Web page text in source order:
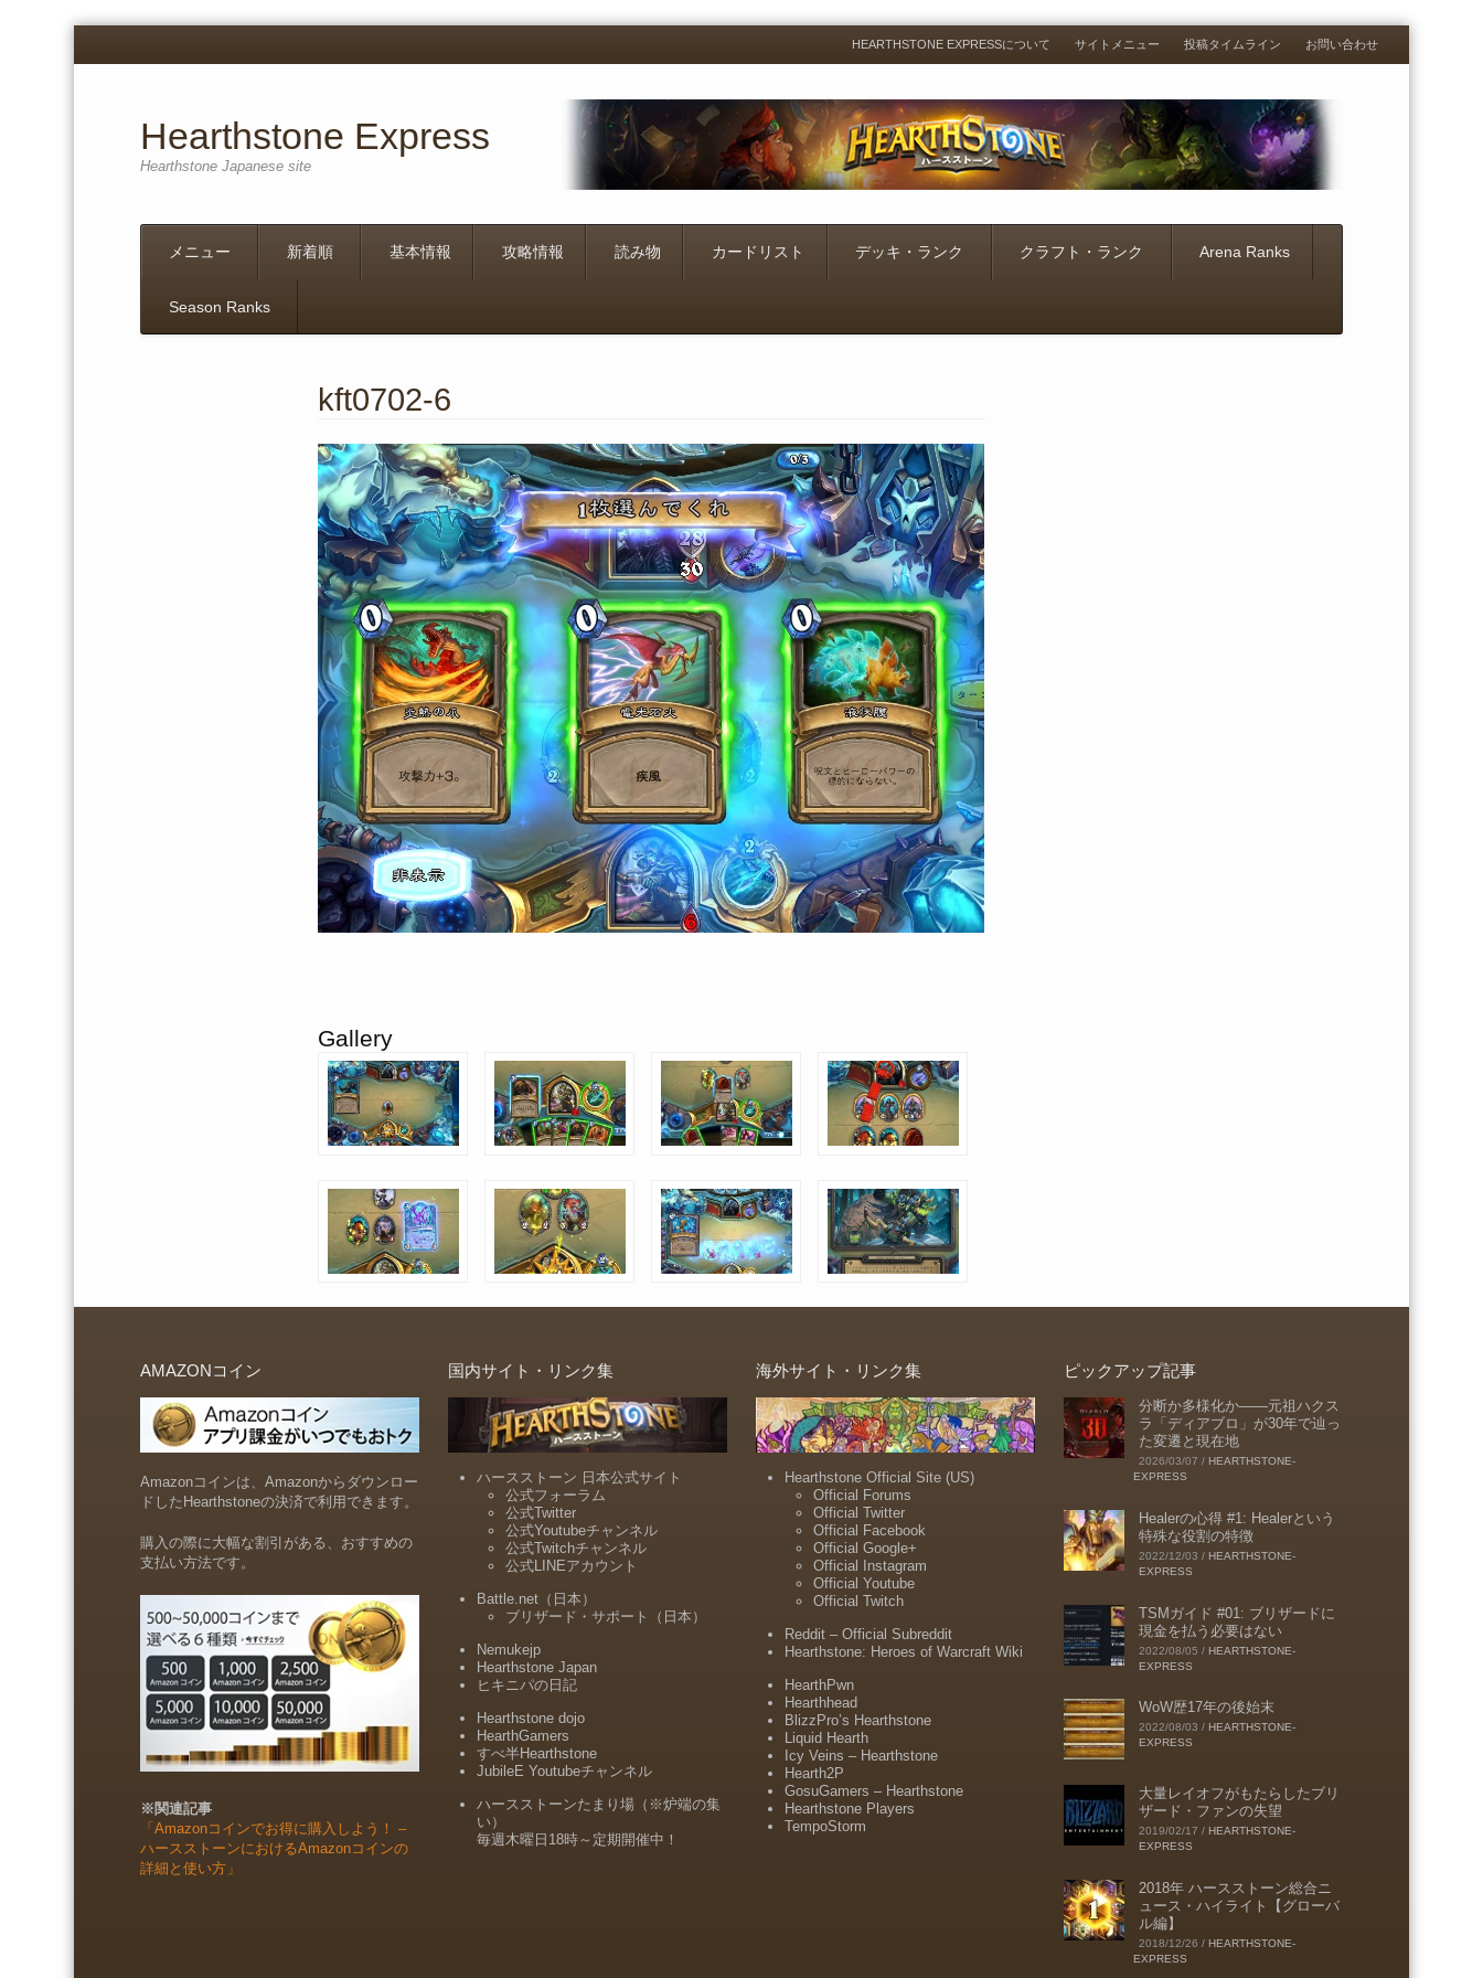
Menu
Skip
to
HEARTHSTONE EXPRESSについて サイトメニュー 投稿タイムライン お問い合わせ
Hearthstone Express
Hearthstone Japanese site
メニュー 新着順 基本情報 攻略情報 読み物 カードリスト デッキ・ランク クラフト・ランク Arena Ranks
Season Ranks
kft0702-6
Gallery
AMAZONコイン
Amazonコインは、Amazonからダウンロー
ドしたHearthstoneの決済で利用できます。
購入の際に大幅な割引がある、おすすめの
支払い方法です。
※関連記事
「Amazonコインでお得に購入しよう！ –
ハースストーンにおけるAmazonコインの
詳細と使い方」
国内サイト・リンク集
ハースストーン 日本公式サイト
公式フォーラム
公式Twitter
公式Youtubeチャンネル
公式Twitchチャンネル
公式LINEアカウント
Battle.net（日本）
ブリザード・サポート（日本）
Nemukejp
Hearthstone Japan
ヒキニパの日記
Hearthstone dojo
HearthGamers
すべ半Hearthstone
JubileE Youtubeチャンネル
ハースストーンたまり場（※炉端の集
い）
毎週木曜日18時～定期開催中！
海外サイト・リンク集
Hearthstone Official Site (US)
Official Forums
Official Twitter
Official Facebook
Official Google+
Official Instagram
Official Youtube
Official Twitch
Reddit – Official Subreddit
Hearthstone: Heroes of Warcraft Wiki
HearthPwn
Hearthhead
BlizzPro’s Hearthstone
Liquid Hearth
Icy Veins – Hearthstone
Hearth2P
GosuGamers – Hearthstone
Hearthstone Players
TempoStorm
ピックアップ記事
分断か多様化か――元祖ハクス
ラ「ディアブロ」が30年で辿っ
た変遷と現在地
2026/03/07 / HEARTHSTONE-
EXPRESS
Healerの心得 #1: Healerという
特殊な役割の特徴
2022/12/03 / HEARTHSTONE-
EXPRESS
TSMガイド #01: ブリザードに
現金を払う必要はない
2022/08/05 / HEARTHSTONE-
EXPRESS
WoW歴17年の後始末
2022/08/03 / HEARTHSTONE-
EXPRESS
大量レイオフがもたらしたブリ
ザード・ファンの失望
2019/02/17 / HEARTHSTONE-
EXPRESS
2018年 ハースストーン総合ニ
ュース・ハイライト【グローバ
ル編】
2018/12/26 / HEARTHSTONE-
EXPRESS